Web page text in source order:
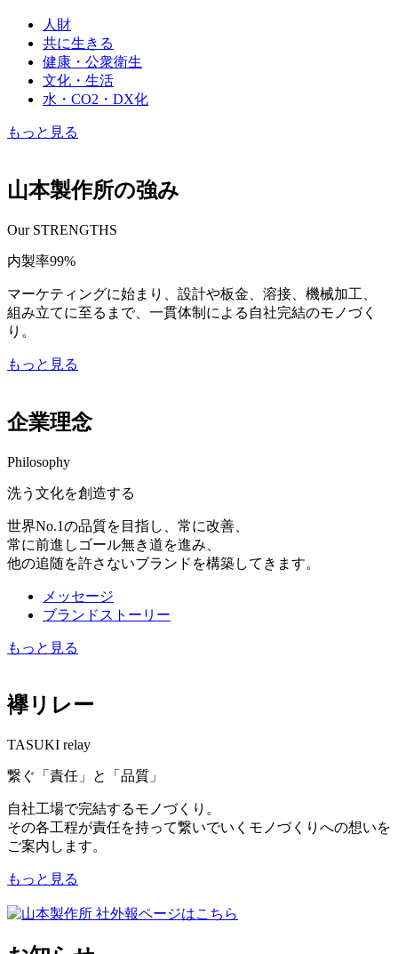
人財
共に生きる
健康・公衆衛生
文化・生活
水・CO2・DX化
もっと見る
山本製作所の強み
Our STRENGTHS
内製率99%
マーケティングに始まり、設計や板金、溶接、機械加工、
組み立てに至るまで、一貫体制による自社完結のモノづく
り。
もっと見る
企業理念
Philosophy
洗う文化を創造する
世界No.1の品質を目指し、常に改善、
常に前進しゴール無き道を進み、
他の追随を許さないブランドを構築してきます。
メッセージ
ブランドストーリー
もっと見る
襷リレー
TASUKI relay
繋ぐ「責任」と「品質」
自社工場で完結するモノづくり。
その各工程が責任を持って繋いでいくモノづくりへの想いを
ご案内します。
もっと見る